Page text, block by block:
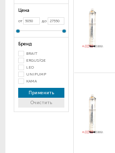
Цена
от до
Бренд
BRAIT
ERGUS/QE
LEO
UNIPUMP
КАМА
Применить
Очистить